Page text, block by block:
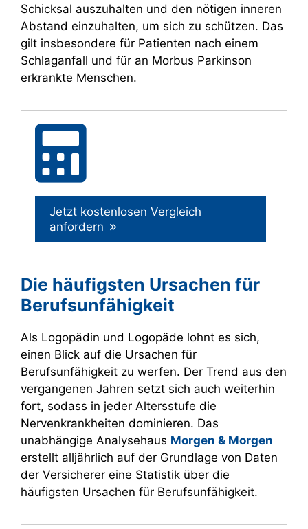
Schicksal auszuhalten und den nötigen inneren
Abstand einzuhalten, um sich zu schützen. Das
gilt insbesondere für Patienten nach einem
Schlaganfall und für an Morbus Parkinson
erkrankte Menschen.
Jetzt kostenlosen Vergleich
anfordern
Die häufigsten Ursachen für
Berufsunfähigkeit
Als Logopädin und Logopäde lohnt es sich,
einen Blick auf die Ursachen für
Berufsunfähigkeit zu werfen. Der Trend aus den
vergangenen Jahren setzt sich auch weiterhin
fort, sodass in jeder Altersstufe die
Nervenkrankheiten dominieren. Das
unabhängige Analysehaus Morgen & Morgen
erstellt alljährlich auf der Grundlage von Daten
der Versicherer eine Statistik über die
häufigsten Ursachen für Berufsunfähigkeit.